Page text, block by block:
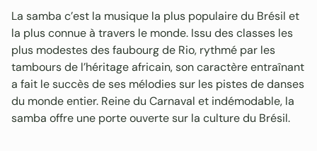
La samba c’est la musique la plus populaire du Brésil et
la plus connue à travers le monde. Issu des classes les
plus modestes des faubourg de Rio, rythmé par les
tambours de l’héritage africain, son caractère entraînant
a fait le succès de ses mélodies sur les pistes de danses
du monde entier. Reine du Carnaval et indémodable, la
samba offre une porte ouverte sur la culture du Brésil.